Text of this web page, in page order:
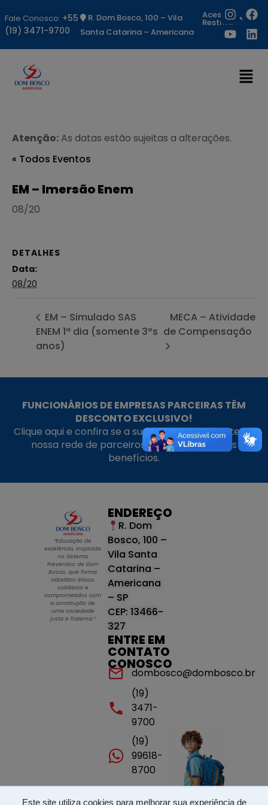
Este site utiliza cookies para melhorar sua experiência de
Fale Conosco: +55
(19) 3471-9700
R. Dom Bosco, 100 – Vila
Santa Catarina – Americana
Acesso
Restrito
Atenção:As datas estão sujeitas a alterações.
« Todos Eventos
EM – Imersão Enem
08/20
DETALHES
Data:
08/20
EM – Simulado SAS
ENEM 1ª dia (somente 3ºs
anos)
MECA – Atividade
de Compensação
FUNCIONÁRIOS DE EMPRESAS PARCEIRAS TÊM
DESCONTO EXCLUSIVO!
Clique aqui e confira se a sua empresa faz parte da
nossa rede de parceiros e aproveite nossos
benefícios.
“Educação de
excelência, inspirada
no Sistema
Preventivo de Dom
Bosco, que forma
cidadãos éticos,
solidários e
comprometidos com
a construção de
uma sociedade
justa e fraterna.”
ENDEREÇO
R. Dom
Bosco, 100 –
Vila Santa
Catarina –
Americana
– SP
CEP: 13466-
327
ENTRE EM
CONTATO
CONOSCO
dombosco@dombosco.br
(19)
3471-
9700
(19)
99618-
8700